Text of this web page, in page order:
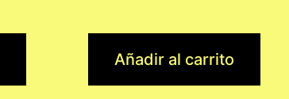
Añadir al carrito